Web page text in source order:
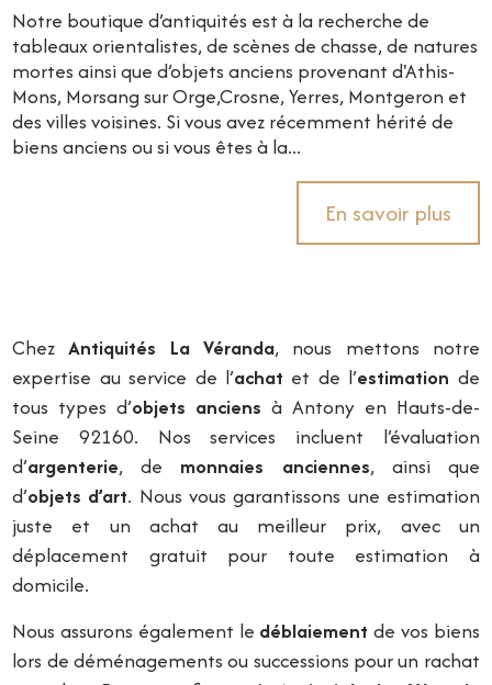
Notre boutique d’antiquités est à la recherche de
tableaux orientalistes, de scènes de chasse, de natures
mortes ainsi que d’objets anciens provenant d'Athis-
Mons, Morsang sur Orge,Crosne, Yerres, Montgeron et
des villes voisines. Si vous avez récemment hérité de
biens anciens ou si vous êtes à la...
En savoir plus
ChezAntiquités La Véranda, nous mettons notre
expertise au service de l’achat et de l’estimation de
tous types d’objets anciens à Antony en Hauts-de-
Seine 92160. Nos services incluent l’évaluation
d’argenterie, de monnaies anciennes, ainsi que
d’objets d’art. Nous vous garantissons une estimation
juste et un achat au meilleur prix, avec un
déplacement gratuit pour toute estimation à
domicile.
Nous assurons également le déblaiement de vos biens
lors de déménagements ou successions pour un rachat